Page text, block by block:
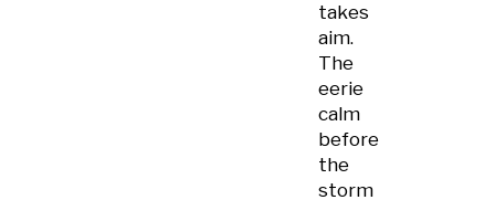
takes
aim.
The
eerie
calm
before
the
storm